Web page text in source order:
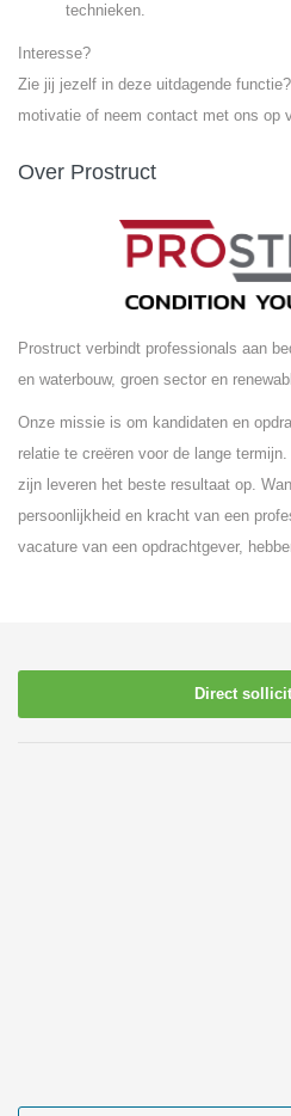
technieken.
Interesse?
Zie jij jezelf in deze uitdagende
motivatie of neem contact met ons op
Over Prostruct
Prostruct verbindt professionals aan
en waterbouw, groen sector en
Onze missie is om kandidaten en
relatie te creëren voor de lange
zijn leveren het beste resultaat op.
persoonlijkheid en kracht van een
vacature van een opdrachtgever,
Direct